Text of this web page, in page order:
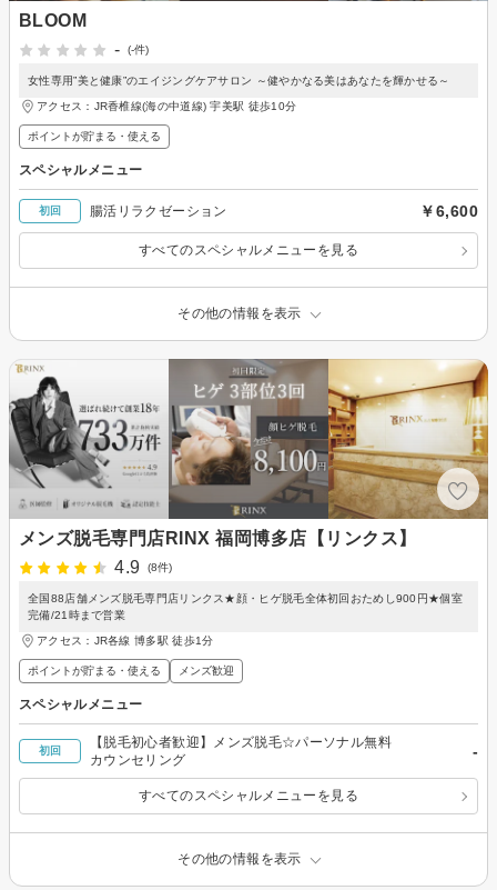
BLOOM
-
(-件)
女性専用”美と健康”のエイジングケアサロン ～健やかなる美はあなたを輝かせる～
アクセス：JR香椎線(海の中道線) 宇美駅 徒歩10分
ポイントが貯まる・使える
スペシャルメニュー
初回 腸活リラクゼーション ￥6,600
すべてのスペシャルメニューを見る
その他の情報を表示
メンズ脱毛専門店RINX 福岡博多店【リンクス】
4.9
(8件)
全国88店舗メンズ脱毛専門店リンクス★顔・ヒゲ脱毛全体初回おためし900円★個室
完備/21時まで営業
アクセス：JR各線 博多駅 徒歩1分
ポイントが貯まる・使える メンズ歓迎
スペシャルメニュー
初回
【脱毛初心者歓迎】メンズ脱毛☆パーソナル無料
カウンセリング
-
すべてのスペシャルメニューを見る
その他の情報を表示